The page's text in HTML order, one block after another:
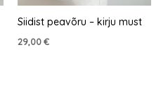
Siidist peavõru – kirju must
29,00€